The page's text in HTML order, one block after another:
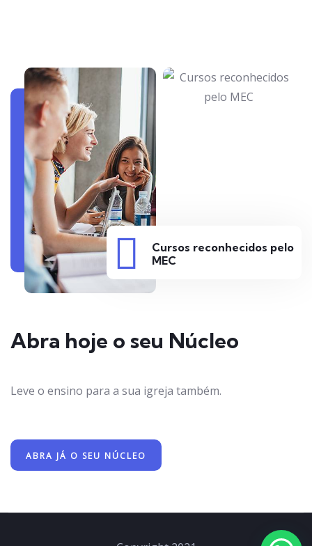
Cursos reconhecidos pelo
MEC
Abra hoje o seu Núcleo
Leve o ensino para a sua igreja também.
ABRA JÁ O SEU NÚCLEO